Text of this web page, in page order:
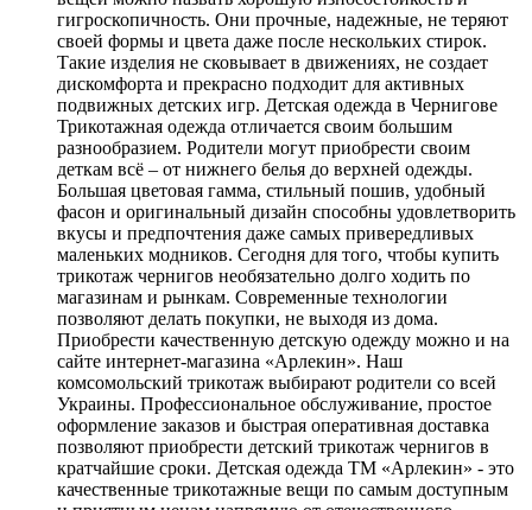
гигроскопичность. Они прочные, надежные, не теряют
своей формы и цвета даже после нескольких стирок.
Такие изделия не сковывает в движениях, не создает
дискомфорта и прекрасно подходит для активных
подвижных детских игр. Детская одежда в Чернигове
Трикотажная одежда отличается своим большим
разнообразием. Родители могут приобрести своим
деткам всё – от нижнего белья до верхней одежды.
Большая цветовая гамма, стильный пошив, удобный
фасон и оригинальный дизайн способны удовлетворить
вкусы и предпочтения даже самых привередливых
маленьких модников. Сегодня для того, чтобы купить
трикотаж чернигов необязательно долго ходить по
магазинам и рынкам. Современные технологии
позволяют делать покупки, не выходя из дома.
Приобрести качественную детскую одежду можно и на
сайте интернет-магазина «Арлекин». Наш
комсомольский трикотаж выбирают родители со всей
Украины. Профессиональное обслуживание, простое
оформление заказов и быстрая оперативная доставка
позволяют приобрести детский трикотаж чернигов в
кратчайшие сроки. Детская одежда ТМ «Арлекин» - это
качественные трикотажные вещи по самым доступным